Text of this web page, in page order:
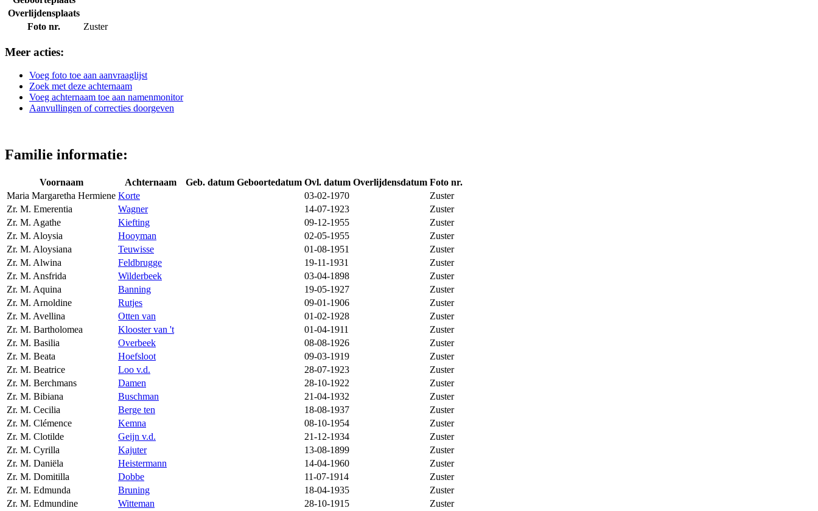
Overlijdensplaats
Foto nr.
Zuster
Meer acties:
Voeg foto toe aan aanvraaglijst
Zoek met deze achternaam
Voeg achternaam toe aan namenmonitor
Aanvullingen of correcties doorgeven
Familie informatie:
Voornaam Achternaam Geb. datum Geboortedatum Ovl. datum Overlijdensdatum Foto nr.
Maria Margaretha Hermiene Korte 03-02-1970
Zuster
Zr. M. Emerentia
Wagner 14-07-1923
Zuster
Zr. M. Agathe
Kiefting 09-12-1955
Zuster
Zr. M. Aloysia
Hooyman 02-05-1955
Zuster
Zr. M. Aloysiana
Teuwisse 01-08-1951
Zuster
Zr. M. Alwina
Feldbrugge 19-11-1931
Zuster
Zr. M. Ansfrida
Wilderbeek 03-04-1898
Zuster
Zr. M. Aquina
Banning 19-05-1927
Zuster
Zr. M. Arnoldine
Rutjes 09-01-1906
Zuster
Zr. M. Avellina
Otten van 01-02-1928
Zuster
Zr. M. Bartholomea
Klooster van 't 01-04-1911
Zuster
Zr. M. Basilia
Overbeek 08-08-1926
Zuster
Zr. M. Beata
Hoefsloot 09-03-1919
Zuster
Zr. M. Beatrice
Loo v.d. 28-07-1923
Zuster
Zr. M. Berchmans
Damen 28-10-1922
Zuster
Zr. M. Bibiana
Buschman 21-04-1932
Zuster
Zr. M. Cecilia
Berge ten 18-08-1937
Zuster
Zr. M. Clémence
Kemna 08-10-1954
Zuster
Zr. M. Clotilde
Geijn v.d. 21-12-1934
Zuster
Zr. M. Cyrilla
Kajuter 13-08-1899
Zuster
Zr. M. Daniëla
Heistermann 14-04-1960
Zuster
Zr. M. Domitilla
Dobbe 11-07-1914
Zuster
Zr. M. Edmunda
Bruning 18-04-1935
Zuster
Zr. M. Edmundine
Witteman 28-10-1915
Zuster